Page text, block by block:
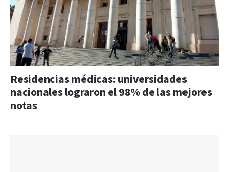
Residencias médicas: universidades
nacionales lograron el 98% de las mejores
notas